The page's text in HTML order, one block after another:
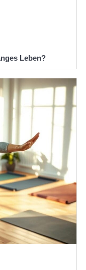
Leben?